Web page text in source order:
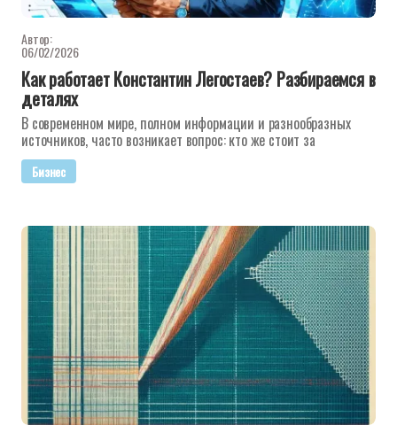
Автор:
06/02/2026
Как работает Константин Легостаев? Разбираемся в
деталях
В современном мире, полном информации и разнообразных
источников, часто возникает вопрос: кто же стоит за
Бизнес